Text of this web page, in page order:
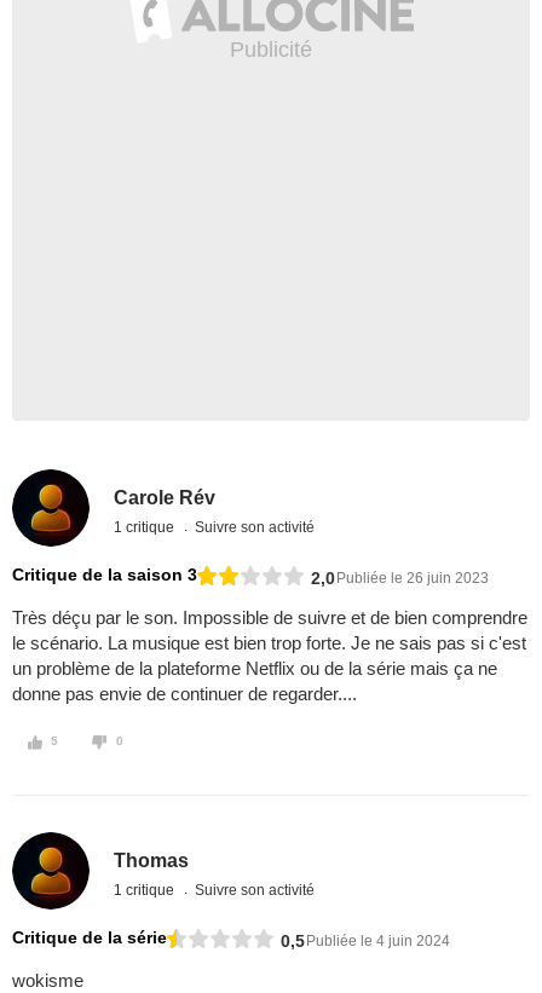
Carole Rév
1 critique Suivre son activité
Critique de la saison 3 2,0Publiée le 26 juin 2023
Très déçu par le son. Impossible de suivre et de bien comprendre
le scénario. La musique est bien trop forte. Je ne sais pas si c'est
un problème de la plateforme Netflix ou de la série mais ça ne
donne pas envie de continuer de regarder....
5 0
Thomas
1 critique Suivre son activité
Critique de la série 0,5Publiée le 4 juin 2024
wokisme